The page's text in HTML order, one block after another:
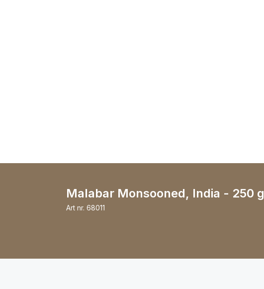
Malabar Monsooned, India - 250 g
Art nr. 68011